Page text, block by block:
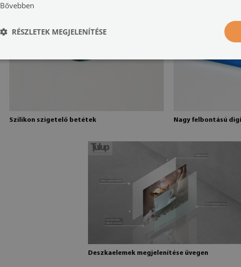
Szilikon szigetelő betétek Nagy felbontású
Deszkaelemek megjelenítése üvegen
Bővebben
RÉSZLETEK MEGJELENÍTÉSE